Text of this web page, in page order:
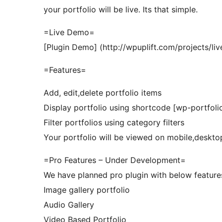
your portfolio will be live. Its that simple.
=Live Demo=
[Plugin Demo] (http://wpuplift.com/projects/
=Features=
Add, edit,delete portfolio items
Display portfolio using shortcode [wp-
Filter portfolios using category filters
Your portfolio will be viewed on
=Pro Features – Under Development=
We have planned pro plugin with below
Image gallery portfolio
Audio Gallery
Video Based Portfolio